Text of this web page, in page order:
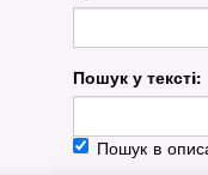
Пошук у текстi:
Пошук в